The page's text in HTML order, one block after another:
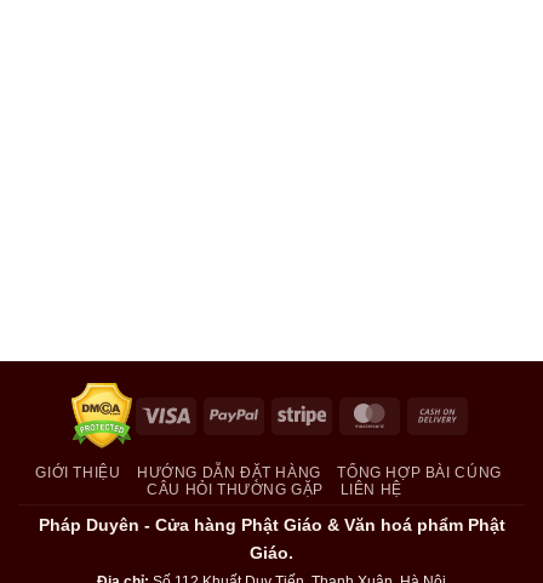
Visa PayPal Stripe MasterCard
Delivery
GIỚI THIỆU HƯỚNG DẪN ĐẶT HÀNG
TỔNG HỢP BÀI CÚNG
CÂU HỎI THƯỜNG GẶP
LIÊN HỆ
Pháp Duyên - Cửa hàng Phật Giáo & Văn hoá phẩm Phật
Giáo.